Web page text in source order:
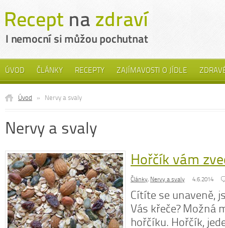
ÚVOD ČLÁNKY RECEPTY ZAJÍMAVOSTI O JÍDLE
Úvod » Nervy a svaly
Nervy a svaly
Hořčík vám
Články, Nervy a svaly 4.6.2014
Cítíte se unaveně,
Vás křeče? Možná
hořčíku. Hořčík,